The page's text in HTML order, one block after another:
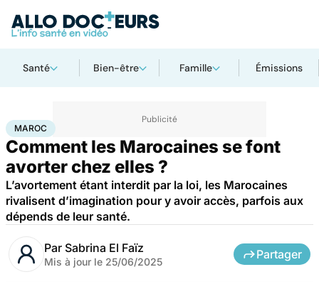
Santé Bien-être Famille Émissions
AccueilSanté Santé publiqueMaroc
MAROC
Comment les Marocaines se font
avorter chez elles ?
L’avortement étant interdit par la loi, les Marocaines
rivalisent d’imagination pour y avoir accès, parfois aux
dépends de leur santé.
Par Sabrina El Faïz
Mis à jour le 25/06/2025
Partager